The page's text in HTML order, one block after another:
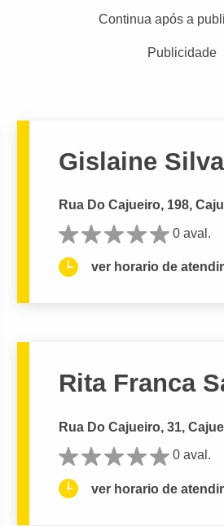
Continua após a
Publicidade
Gislaine
Rua Do Cajueiro, 198,
0 aval.
ver horario de
Rita Franca
Rua Do Cajueiro, 31,
0 aval.
ver horario de